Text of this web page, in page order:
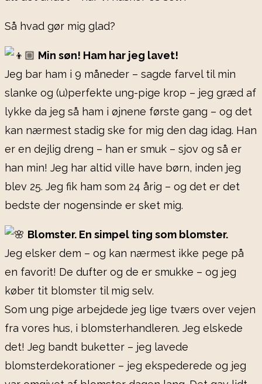
Så hvad gør mig glad?
Min søn! Ham har jeg lavet!
Jeg bar ham i 9 måneder – sagde farvel til min
slanke og (u)perfekte ung-pige krop – jeg græd af
lykke da jeg så ham i øjnene første gang – og det
kan nærmest stadig ske for mig den dag idag. Han
er en dejlig dreng – han er smuk – sjov og så er
han min! Jeg har altid ville have børn, inden jeg
blev 25. Jeg fik ham som 24 årig – og det er det
bedste der nogensinde er sket mig.
Blomster. En simpel ting som blomster.
Jeg elsker dem – og kan nærmest ikke pege på
en favorit! De dufter og de er smukke – og jeg
køber tit blomster til mig selv.
Som ung pige arbejdede jeg lige tværs over vejen
fra vores hus, i blomsterhandleren. Jeg elskede
det! Jeg bandt buketter – jeg lavede
blomsterdekorationer – jeg ekspederede og jeg